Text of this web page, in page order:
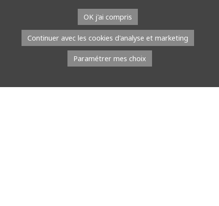
À l’occasion du Tour de la Province de Namur, l’équipe du réseau
points-nœuds part à la rencontre du public. Du […]
OK j'ai compris
Continuer avec les cookies d'analyse et marketing
Paramétrer mes choix